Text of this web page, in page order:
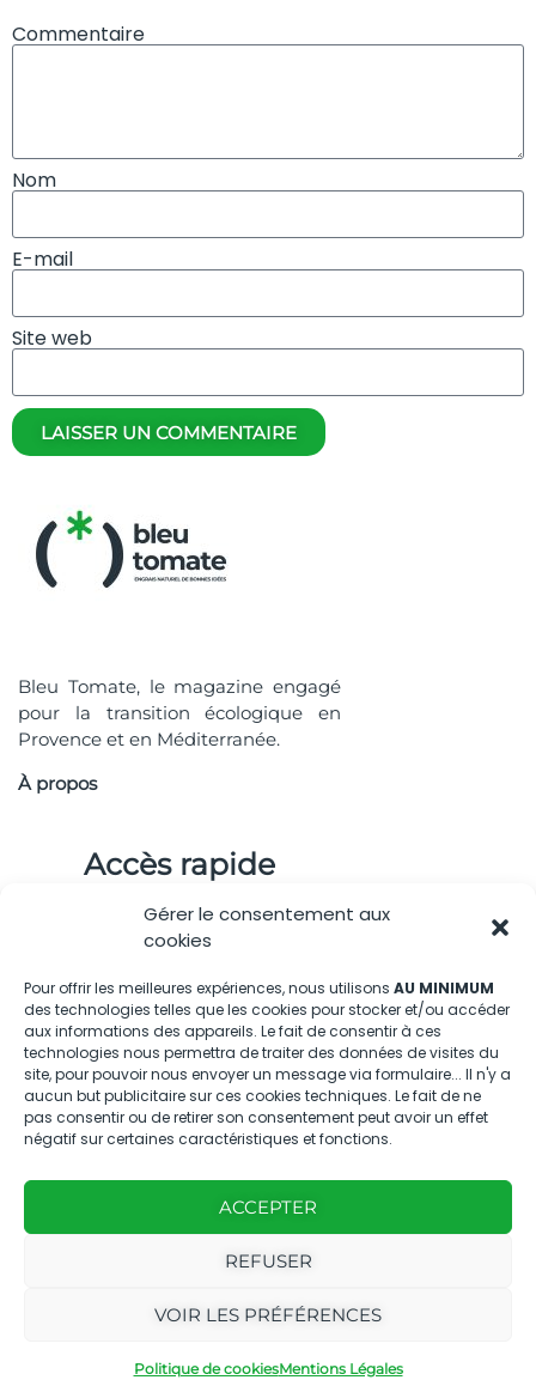
Gérer le consentement aux
cookies
Pour offrir les meilleures expériences, nous utilisons AU MINIMUM
des technologies telles que les cookies pour stocker et/ou accéder
aux informations des appareils. Le fait de consentir à ces
technologies nous permettra de traiter des données de visites du
site, pour pouvoir nous envoyer un message via formulaire... Il n'y a
aucun but publicitaire sur ces cookies techniques. Le fait de ne
pas consentir ou de retirer son consentement peut avoir un effet
négatif sur certaines caractéristiques et fonctions.
ACCEPTER
REFUSER
VOIR LES PRÉFÉRENCES
Politique de cookiesMentions Légales
Commentaire
Nom
E-mail
Site web
LAISSER UN COMMENTAIRE
Bleu Tomate, le magazine engagé
pour la transition écologique en
Provence et en Méditerranée.
À propos
Accès rapide
Nous contacter
04.88.08.75.28
contactBT@bleu-tomate.fr
Kit média
Kit média Bleu Tomate